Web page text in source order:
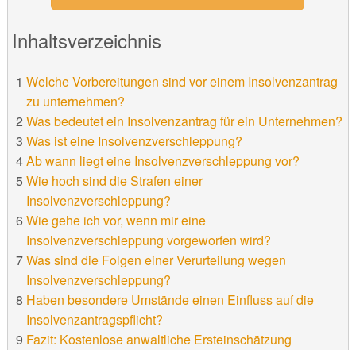
Inhaltsverzeichnis
Welche Vorbereitungen sind vor einem Insolvenzantrag
zu unternehmen?
Was bedeutet ein Insolvenzantrag für ein Unternehmen?
Was ist eine Insolvenzverschleppung?
Ab wann liegt eine Insolvenzverschleppung vor?
Wie hoch sind die Strafen einer
Insolvenzverschleppung?
Wie gehe ich vor, wenn mir eine
Insolvenzverschleppung vorgeworfen wird?
Was sind die Folgen einer Verurteilung wegen
Insolvenzverschleppung?
Haben besondere Umstände einen Einfluss auf die
Insolvenzantragspflicht?
Fazit: Kostenlose anwaltliche Ersteinschätzung